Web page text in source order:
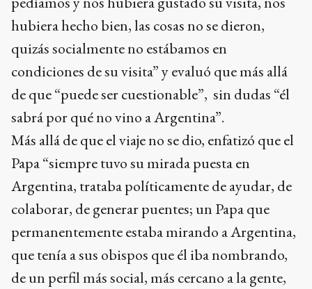
hubiera hecho bien, las cosas no se dieron,
quizás socialmente no estábamos en
condiciones de su visita” y evaluó que más allá
de que “puede ser cuestionable”, sin dudas “él
sabrá por qué no vino a Argentina”.
Más allá de que el viaje no se dio, enfatizó que el
Papa “siempre tuvo su mirada puesta en
Argentina, trataba políticamente de ayudar, de
colaborar, de generar puentes; un Papa que
permanentemente estaba mirando a Argentina,
que tenía a sus obispos que él iba nombrando,
de un perfil más social, más cercano a la gente,